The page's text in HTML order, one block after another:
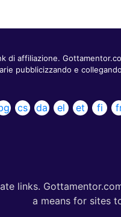
di affiliazione.
pubblicizzando e
cs da el et fi
links.
a means for sites